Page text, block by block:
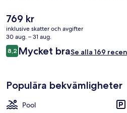
Haeundae Beach Train Mipo Station
Jung-dong station är det 11 minuter.
Det
nuvarande
priset
är
769 kr
769 kr
inklusive skatter och avgifter
30 aug. – 31 aug.
Recensioner
8,28,2 av 10,
Mycket braSe alla 169
Populära bekvämligheter
Pool